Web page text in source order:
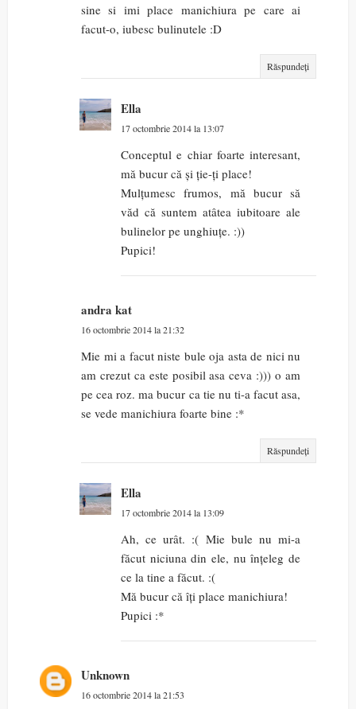
sine si imi place manichiura pe care ai
facut-o, iubesc bulinutele :D
Răspundeți
Ella
17 octombrie 2014 la 13:07
Conceptul e chiar foarte interesant,
mă bucur că și ție-ți place!
Mulțumesc frumos, mă bucur să
văd că suntem atâtea iubitoare ale
bulinelor pe unghiuțe. :))
Pupici!
andra kat
16 octombrie 2014 la 21:32
Mie mi a facut niste bule oja asta de nici nu
am crezut ca este posibil asa ceva :))) o am
pe cea roz. ma bucur ca tie nu ti-a facut asa,
se vede manichiura foarte bine :*
Răspundeți
Ella
17 octombrie 2014 la 13:09
Ah, ce urât. :( Mie bule nu mi-a
făcut niciuna din ele, nu înțeleg de
ce la tine a făcut. :(
Mă bucur că îți place manichiura!
Pupici :*
Unknown
16 octombrie 2014 la 21:53